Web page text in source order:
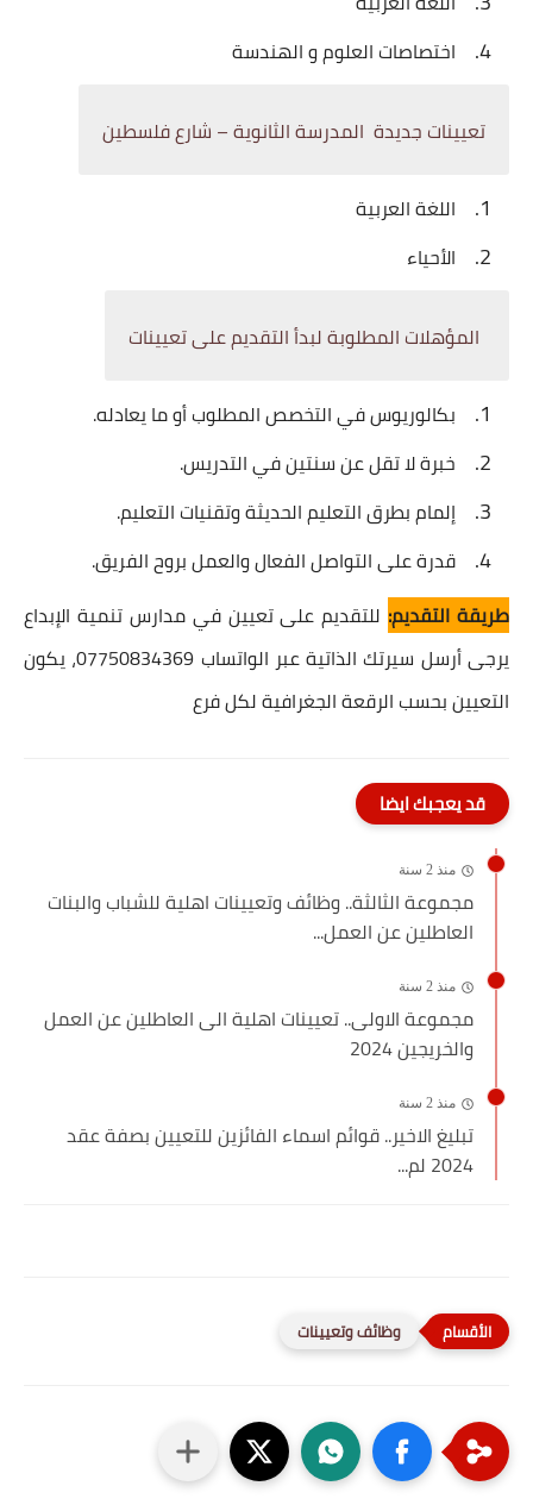
اختصاصات العلوم و الهندسة
تعيينات جديدة المدرسة الثانوية – شارع فلسطين
اللغة العربية
الأحياء
المؤهلات المطلوبة لبدأ التقديم على تعيينات
بكالوريوس في التخصص المطلوب أو ما يعادله.
خبرة لا تقل عن سنتين في التدريس.
إلمام بطرق التعليم الحديثة وتقنيات التعليم.
قدرة على التواصل الفعال والعمل بروح الفريق.
طريقة التقديم: للتقديم على تعيين فيمدارس تنمية الإبداع
يرجى
أرسل سيرتك الذاتية عبر الواتساب 07750834369، يكون
التعيين بحسب الرقعة الجغرافية لكل فرع
قد يعجبك ايضا
منذ 2 سنة
مجموعة الثالثة.. وظائف وتعيينات اهلية للشباب والبنات
العاطلين عن العمل...
منذ 2 سنة
مجموعة الاولى.. تعيينات اهلية الى العاطلين عن العمل
والخريجين 2024
منذ 2 سنة
تبليغ الاخير.. قوائم اسماء الفائزين للتعيين بصفة عقد
2024 لم...
وظائف وتعيينات